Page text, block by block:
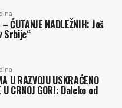
ĆUTANJE NADLEŽNIH: Još
Srbije“
U RAZVOJU USKRAĆENO
U CRNOJ GORI: Daleko od